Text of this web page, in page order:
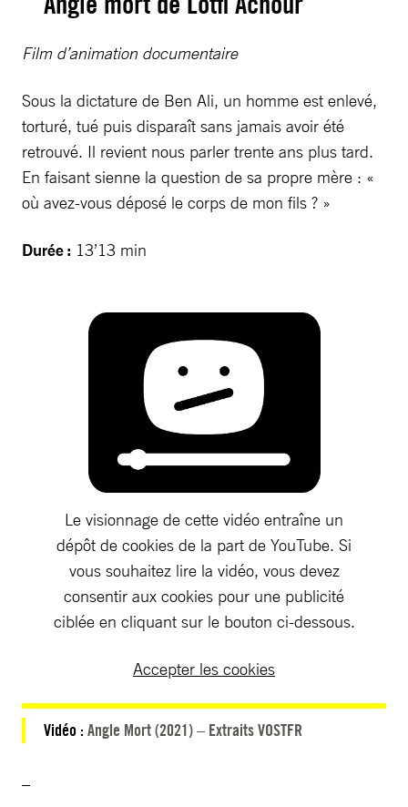
Film d’animation documentaire
Sous la dictature de Ben Ali, un homme est enlevé,
torturé, tué puis disparaît sans jamais avoir été
retrouvé. Il revient nous parler trente ans plus tard.
En faisant sienne la question de sa propre mère : «
où avez-vous déposé le corps de mon fils ? »
Durée : 13’13 min
Le visionnage de cette vidéo entraîne un
dépôt de cookies de la part de YouTube. Si
vous souhaitez lire la vidéo, vous devez
consentir aux cookies pour une publicité
ciblée en cliquant sur le bouton ci-dessous.
Accepter les cookies
Vidéo : Angle Mort (2021) – Extraits VOSTFR